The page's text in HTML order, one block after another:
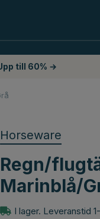
till 60% →
Horseware
Regn/
Marinblå/
I lager. Leveranstid